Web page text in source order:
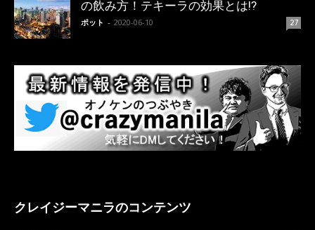
の飲み方！テキーラの効果とは!?
ポット - 2020-06-10 27
クレイジーマニラのコンテンツ